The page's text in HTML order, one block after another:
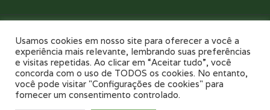
Desenvolvido com essência pela:
Usamos cookies em nosso site para oferecer a você a
experiência mais relevante, lembrando suas preferências
e visitas repetidas. Ao clicar em “Aceitar tudo”, você
concorda com o uso de TODOS os cookies. No entanto,
você pode visitar "Configurações de cookies" para
fornecer um consentimento controlado.